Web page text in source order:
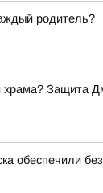
родитель?
храма? Защита
обеспечили